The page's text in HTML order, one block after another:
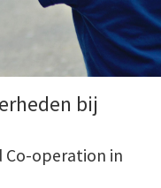
bij
Co-operation in